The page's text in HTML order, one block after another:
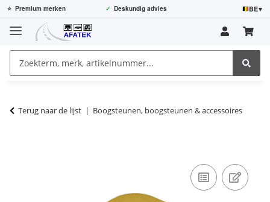
⭐ Premium merken ✓ Deskundig advies BE▾
Terug naar de lijst Boogsteunen, boogsteunen & accessoires